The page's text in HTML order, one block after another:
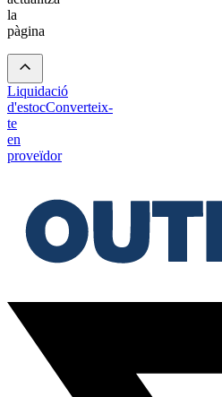
la
pàgina
Liquidació
d'estocConverteix-
te
en
proveïdor